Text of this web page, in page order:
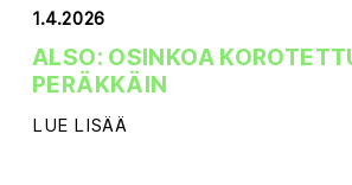
1.4.2026
ALSO: OSINKOA
PERÄKKÄIN
LUE LISÄÄ